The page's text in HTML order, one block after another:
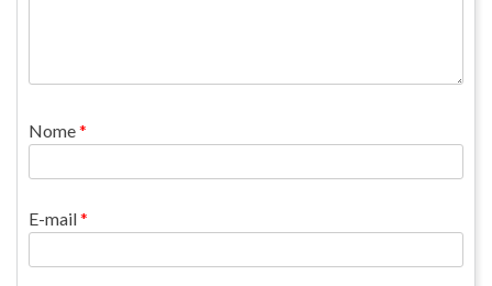
Nome*
E-mail*